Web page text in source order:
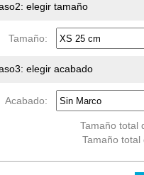
elegir tamaño
Tamaño:
elegir acabado
Acabado:
Tamaño total
Tamaño